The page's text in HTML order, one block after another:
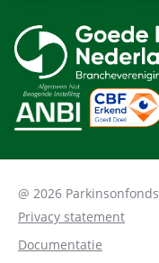
@ 2026 Parkinsonfonds
Privacy statement
Documentatie